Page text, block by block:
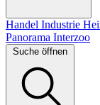
Handel Industrie
Panorama Interzoo
Suche öffnen